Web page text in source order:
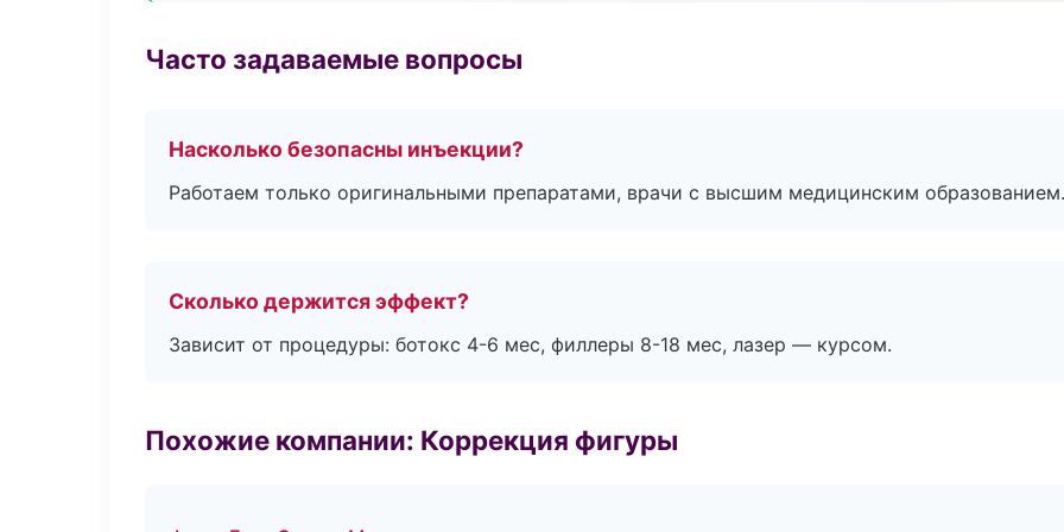
Часто задаваемые вопросы
Насколько безопасны инъекции?
Работаем только оригинальными препаратами, врачи с высшим медицинским образованием.
Сколько держится эффект?
Зависит от процедуры: ботокс 4-6 мес, филлеры 8-18 мес, лазер — курсом.
Похожие компании: Коррекция фигуры